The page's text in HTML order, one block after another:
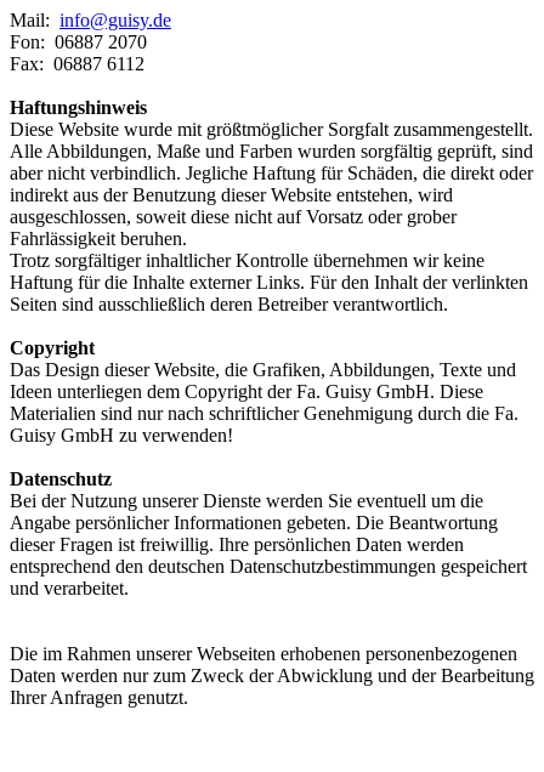
Mail: info@guisy.de
Fon: 06887 2070
Fax: 06887 6112
Haftungshinweis
Diese Website wurde mit größtmöglicher Sorgfalt zusammengestellt.
Alle Abbildungen, Maße und Farben wurden sorgfältig geprüft, sind
aber nicht verbindlich. Jegliche Haftung für Schäden, die direkt oder
indirekt aus der Benutzung dieser Website entstehen, wird
ausgeschlossen, soweit diese nicht auf Vorsatz oder grober
Fahrlässigkeit beruhen.
Trotz sorgfältiger inhaltlicher Kontrolle übernehmen wir keine
Haftung für die Inhalte externer Links. Für den Inhalt der verlinkten
Seiten sind ausschließlich deren Betreiber verantwortlich.
Copyright
Das Design dieser Website, die Grafiken, Abbildungen, Texte und
Ideen unterliegen dem Copyright der Fa. Guisy GmbH. Diese
Materialien sind nur nach schriftlicher Genehmigung durch die Fa.
Guisy GmbH zu verwenden!
Datenschutz
Bei der Nutzung unserer Dienste werden Sie eventuell um die
Angabe persönlicher Informationen gebeten. Die Beantwortung
dieser Fragen ist freiwillig. Ihre persönlichen Daten werden
entsprechend den deutschen Datenschutzbestimmungen gespeichert
und verarbeitet.
Die im Rahmen unserer Webseiten erhobenen personenbezogenen
Daten werden nur zum Zweck der Abwicklung und der Bearbeitung
Ihrer Anfragen genutzt.